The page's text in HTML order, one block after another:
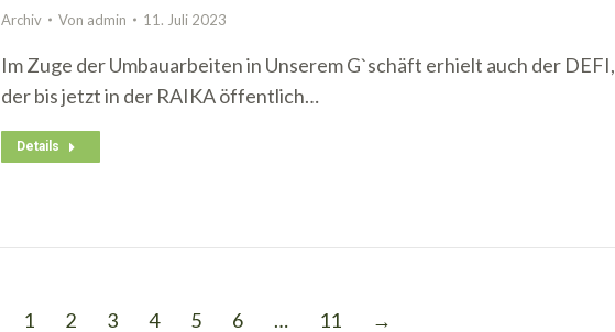
Archiv Von admin 11. Juli 2023
Im Zuge der Umbauarbeiten in Unserem G`schäft erhielt auch der DEFI,
der bis jetzt in der RAIKA öffentlich…
Details
1 2 3 4 5 6 … 11 →